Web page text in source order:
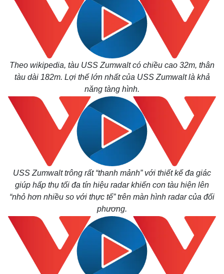
Theo wikipedia, tàu USS Zumwalt có chiều cao 32m, thân
tàu dài 182m. Lợi thế lớn nhất của USS Zumwalt là khả
năng tàng hình.
USS Zumwalttrông rất “thanh mảnh” với thiết kế đa giác
giúp hấp thụ tối đa tín hiệu radar khiến con tàu hiện lên
“nhỏ hơn nhiều so với thực tế” trên màn hình radar của đối
phương.